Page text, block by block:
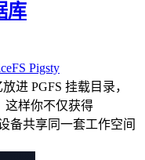
库
Pigsty
进 PGFS 挂载目录，
这样你不仅获得
备共享同一套工作空间